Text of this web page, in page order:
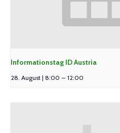
Informationstag ID Austria
28. August | 8:00 – 12:00